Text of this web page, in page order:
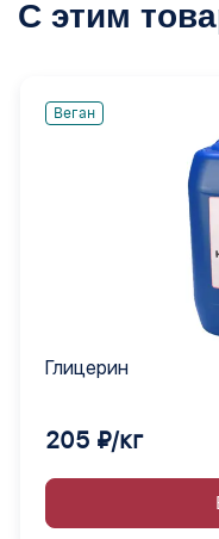
С этим
Веган
Глицерин
205 ₽/кг